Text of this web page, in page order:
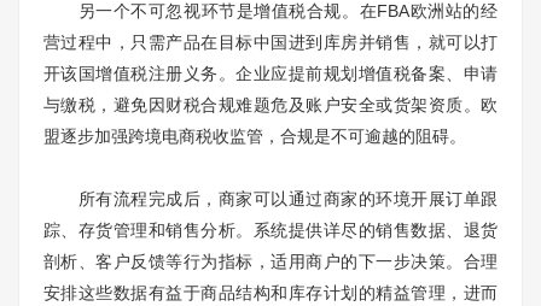
另一个不可忽视环节是增值税合规。在FBA欧洲站的经
营过程中，只需产品在目标中国进到库房并销售，就可以打
开该国增值税注册义务。企业应提前规划增值税备案、申请
与缴税，避免因财税合规难题危及账户安全或货架资质。欧
盟逐步加强跨境电商税收监管，合规是不可逾越的阻碍。
所有流程完成后，商家可以通过商家的环境开展订单跟
踪、存货管理和销售分析。系统提供详尽的销售数据、退货
剖析、客户反馈等行为指标，适用商户的下一步决策。合理
安排这些数据有益于商品结构和库存计划的精益管理，进而